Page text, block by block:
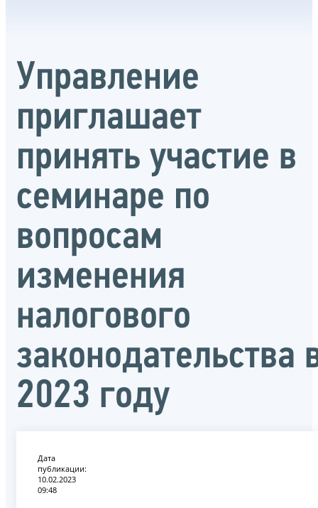
Управление
приглашает
принять участие в
семинаре по
вопросам
изменения
налогового
законодательства
2023 году
Дата
публикации:
10.02.2023
09:48